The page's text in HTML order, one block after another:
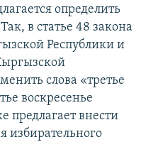
определить
в статье 48 закона
Республики и
слова «третье
воскресенье
предлагает внести
избирательного